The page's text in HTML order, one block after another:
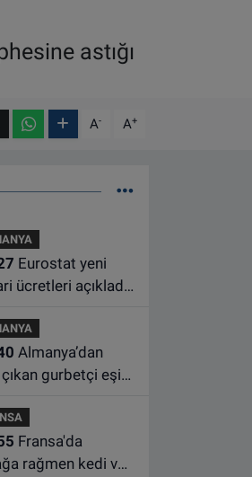
astığı
A- A+
ücretleri açıkladı:
yükseldi
gurbetçi eşini
unuttu
rağmen kedi ve